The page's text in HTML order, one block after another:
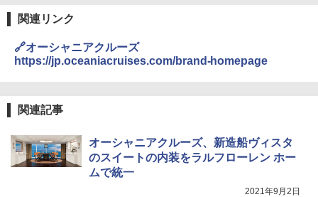
￥2,980
r Foundation コラボ Aフレーム メンズ レデ
ィース 帽子 スナップバック a-frame 9フォー
ティー男女兼用ユニセックス 夏用 日除けUV
ケア FREE
関連リンク
🔗オーシャニアクルーズ
https://jp.oceaniacruises.com/brand-homepage
関連記事
オーシャニアクルーズ、新造船ヴィスタ
のスイートの内装をラルフローレン ホー
ムで統一
2021年9月2日